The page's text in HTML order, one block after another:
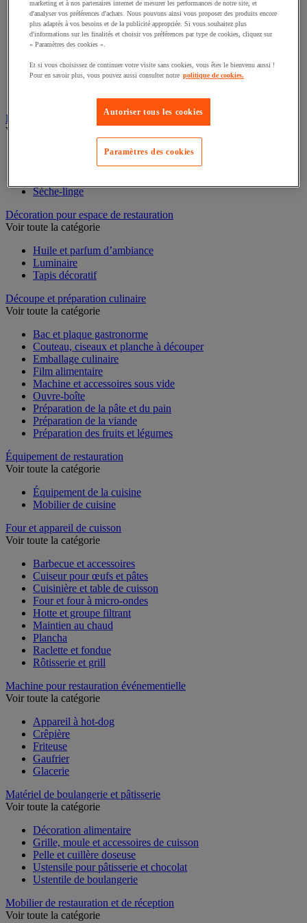
Voir toute la catégorie
Casserole
Couvercle et accessoires
Plat à four
Plat à usage spécifique
Buanderie
Voir toute la catégorie
Accessoires gros électroménager et buanderie
Repassage
Décoration pour espace de restauration
Huile et parfum d’ambiance
Luminaire
Découpe et préparation culinaire
Bac et plaque gastronorme
Couteau, ciseaux et planche à découper
Emballage culinaire
Film alimentaire
Machine et accessoires sous vide
Ouvre-boîte
Préparation de la pâte et du pain
Préparation de la viande
Équipement de restauration
Équipement de la cuisine
Four et appareil de cuisson
Barbecue et accessoires
Cuiseur pour œufs et pâtes
Cuisinière et table de cuisson
Four et four à micro-ondes
Hotte et groupe filtrant
Maintien au chaud
Plancha
Raclette et fondue
Machine pour restauration événementielle
Appareil à hot-dog
Crêpière
Friteuse
Gaufrier
Matériel de boulangerie et pâtisserie
Décoration alimentaire
Grille, moule et accessoires de cuisson
Pelle et cuillère doseuse
Ustensile pour pâtisserie et chocolat
Mobilier de restauration et de réception
marketing et à nos partenaires internet de mesurer les performances de notre site, et
d'analyser vos préférences d'achats. Nous pouvons ainsi vous proposer des produits encore
plus adaptés à vos besoins et de la publicité appropriée. Si vous souhaitez plus
d'informations sur les finalités et choisir vos préférences par type de cookies, cliquez sur
« Paramètres des cookies ».
Et si vous choisissez de continuer votre visite sans cookies, vous êtes le bienvenu aussi !
Pour en savoir plus, vous pouvez aussi consulter notre politique de cookies.
Autoriser tous les cookies
Paramètres des cookies